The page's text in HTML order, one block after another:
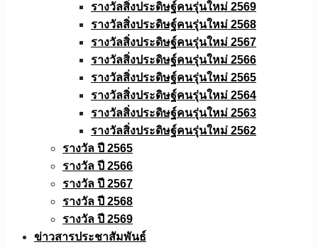
รางวัลสิ่งประดิษฐ์คนรุ่นใหม่ 2569
รางวัลสิ่งประดิษฐ์คนรุ่นใหม่ 2568
รางวัลสิ่งประดิษฐ์คนรุ่นใหม่ 2567
รางวัลสิ่งประดิษฐ์คนรุ่นใหม่ 2566
รางวัลสิ่งประดิษฐ์คนรุ่นใหม่ 2565
รางวัลสิ่งประดิษฐ์คนรุ่นใหม่ 2564
รางวัลสิ่งประดิษฐ์คนรุ่นใหม่ 2563
รางวัลสิ่งประดิษฐ์คนรุ่นใหม่ 2562
รางวัล ปี 2565
รางวัล ปี 2566
รางวัล ปี 2567
รางวัล ปี 2568
รางวัล ปี 2569
ข่าวสารประชาสัมพันธ์